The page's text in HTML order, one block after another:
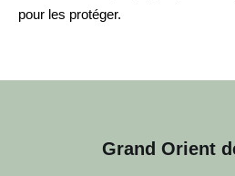
pour les protéger.
Grand Orient